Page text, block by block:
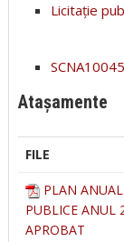
Licitație
Atașamente
FILE
PLAN
PUBLICE ANUL
APROBAT